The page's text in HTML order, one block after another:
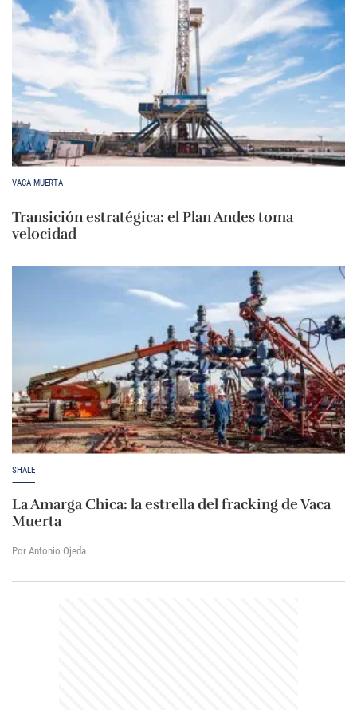
VACA MUERTA
Transición estratégica: el Plan Andes toma
velocidad
SHALE
La Amarga Chica: la estrella del fracking de Vaca
Muerta
Por Antonio Ojeda